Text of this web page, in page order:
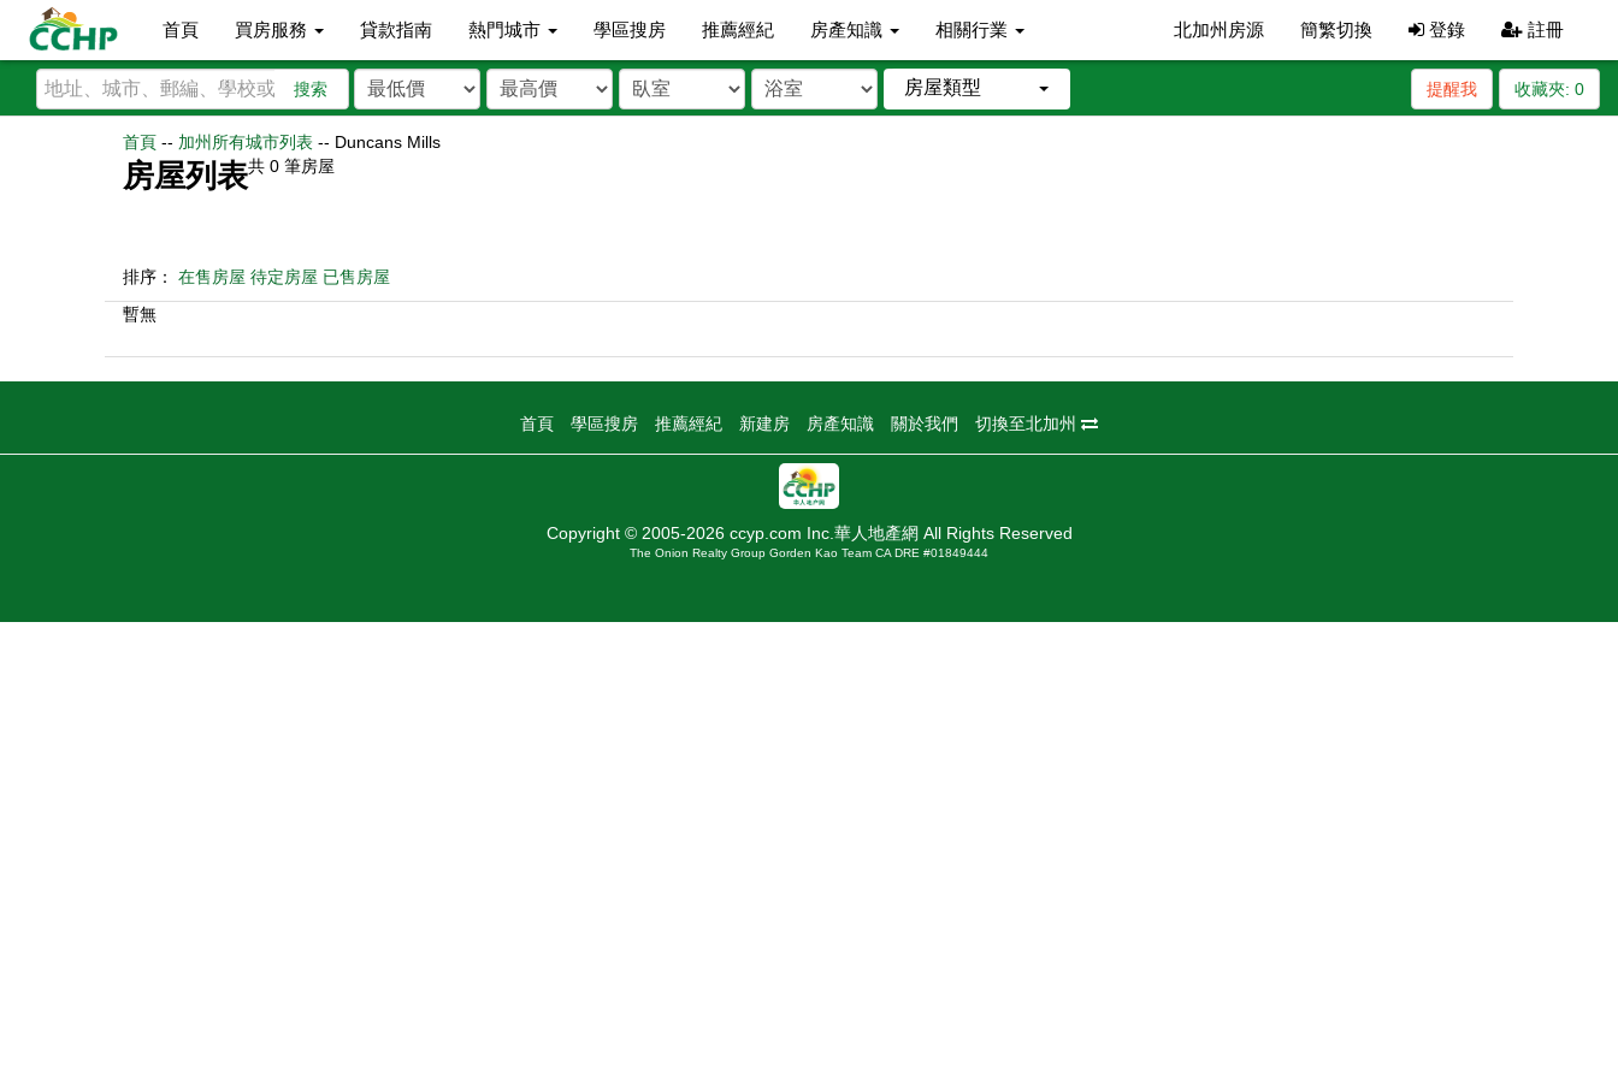
首頁 買房服務 貸款指南 熱門城市 學區搜房 推薦經紀 房產知識 相關行業 北加州房源 簡繁切換 登錄 註冊
搜索 房屋類型 收藏夾: 0
提醒我
首頁 -- 加州所有城市列表 -- Duncans Mills
房屋列表共 0 筆房屋
排序： 在售房屋 待定房屋 已售房屋
暫無
首頁 學區搜房 推薦經紀 新建房 房產知識 關於我們 切換至北加州
Copyright © 2005-2026 ccyp.com Inc.華人地產網 All Rights Reserved
The Onion Realty Group Gorden Kao Team CA DRE #01849444